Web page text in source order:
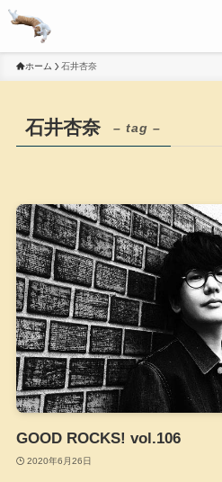
ホーム 石井杏奈
石井杏奈 – tag –
GOOD ROCKS! vol.106
2020年6月26日